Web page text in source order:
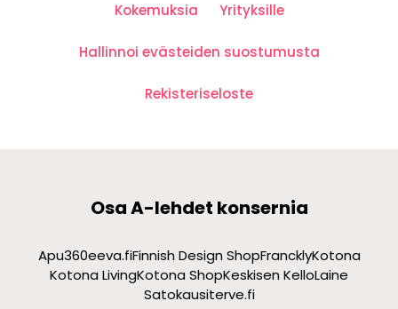
Kokemuksia Yrityksille
Hallinnoi evästeiden suostumusta
Rekisteriseloste
Osa A-lehdet konsernia
Apu360eeva.fiFinnish Design ShopFrancklyKotona
Kotona LivingKotona ShopKeskisen KelloLaine
Satokausiterve.fi